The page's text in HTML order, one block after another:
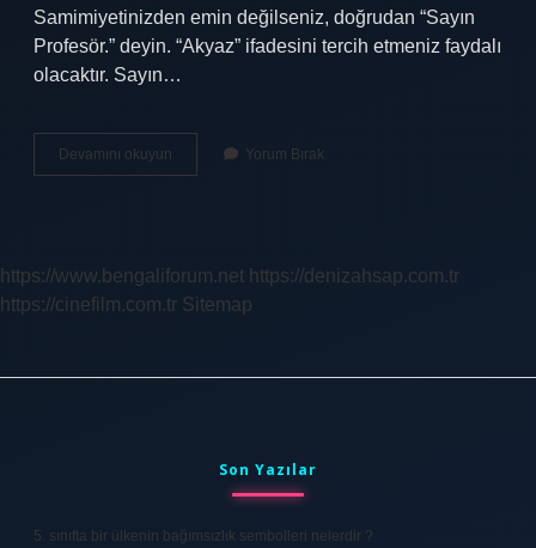
Samimiyetinizden emin değilseniz, doğrudan “Sayın
Profesör.” deyin. “Akyaz” ifadesini tercih etmeniz faydalı
olacaktır. Sayın…
Devamını okuyun
Sir
Yorum Bırak
https://www.bengaliforum.net https://denizahsap.com.tr
https://cinefilm.com.tr Sitemap
Son Yazılar
5. sınıfta bir ülkenin bağımsızlık sembolleri nelerdir ?